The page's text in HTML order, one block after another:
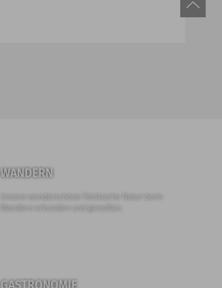
WANDERN
Unsere wunderschöne fränkische Natur beim
Wandern erkunden und genießen.
GASTRONOMIE